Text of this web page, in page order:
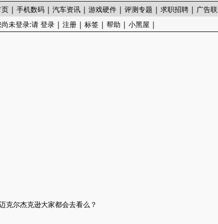
页 |手机数码 |汽车资讯 |游戏硬件 |评测专题 |求职招聘 | 广告
尚未登录:请登录 |注册 |标签 |帮助 |小黑屋 |
克尔杰克逊大家都会去看么？